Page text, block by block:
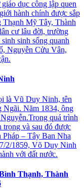
dục công lập quen
hành chính được sắp
Mỹ Tây, Thành
cư lâu đời, trường
sinh sống quanh
Nguyễn Cửu Vân,
là Vũ Duy Ninh, tên
Ngãi. Năm 1834, ông
quá trình
và sau đó được
– Tây Ban Nha
2/1859, Võ Duy Ninh
với đất nước.
Thạnh, Thành